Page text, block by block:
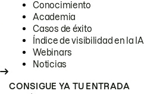
Conocimiento
Academia
Casos de éxito
Índice de visibilidad en la IA
Webinars
Noticias
CONSIGUE YA TU ENTRADA